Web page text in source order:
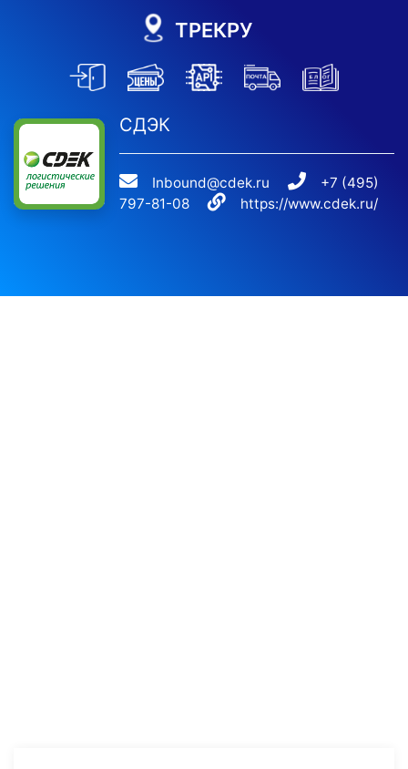
ТРЕКРУ
СДЭК
Inbound@cdek.ru
+7 (495)
797-81-08
https://www.cdek.ru/